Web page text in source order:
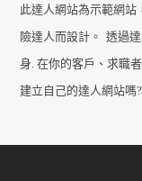
此達人網站為示範網站
險達人而設計。
透過
身. 在你的客戶、求職
建立自己的達人網站嗎?